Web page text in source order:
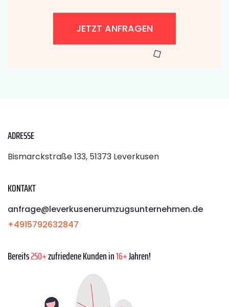
JETZT ANFRAGEN
ADRESSE
Bismarckstraße 133, 51373 Leverkusen
KONTAKT
anfrage@leverkusenerumzugsunternehmen.de
+4915792632847
Bereits250+zufriedene Kunden in16+Jahren!